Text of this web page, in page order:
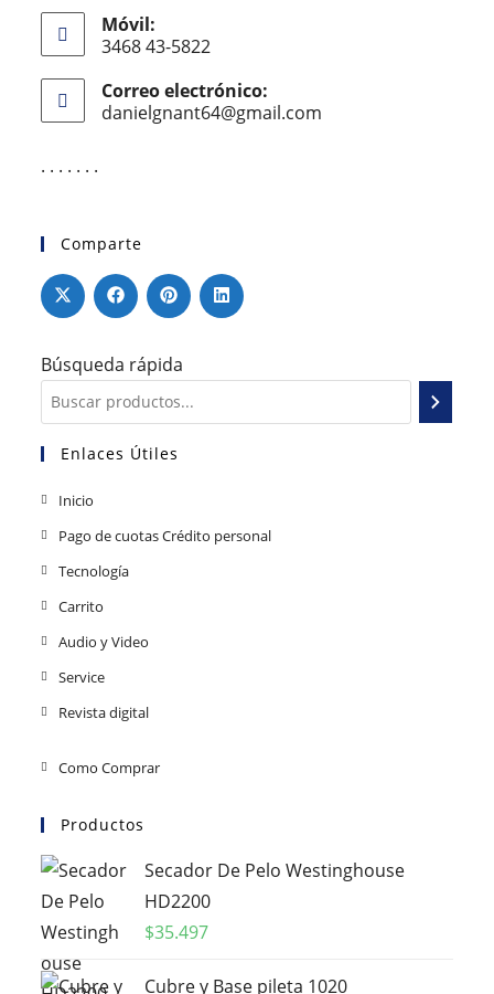
Móvil:
3468 43-5822
Correo electrónico:
danielgnant64@gmail.com
. . . . . . .
Comparte
Búsqueda rápida
Enlaces Útiles
Inicio
Pago de cuotas Crédito personal
Tecnología
Carrito
Audio y Video
Service
Revista digital
Como Comprar
Productos
Secador De Pelo Westinghouse
HD2200
$35.497
Cubre y Base pileta 1020